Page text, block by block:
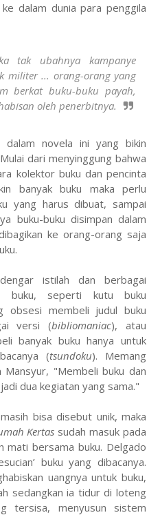
dalam dunia para penggila
tak ubahnya kampanye
militer ... orang-orang yang
berkat buku-buku payah,
oleh penerbitnya.
dalam novela ini yang bikin
dari menyinggung bahwa
kolektor buku dan pencinta
banyak buku maka perlu
yang harus dibuat, sampai
buku-buku disimpan dalam
ke orang-orang saja
istilah dan berbagai
buku, seperti kutu buku
obsesi membeli judul buku
versi (bibliomaniac), atau
banyak buku hanya untuk
(tsundoku). Memang
"Membeli buku dan
dua kegiatan yang sama."
bisa disebut unik, maka
Kertas sudah masuk pada
mati bersama buku. Delgado
buku yang dibacanya.
uangnya untuk buku,
sedangkan ia tidur di loteng
tersisa, menyusun sistem